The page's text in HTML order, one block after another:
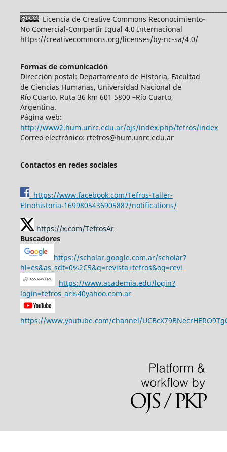
Licencia de Creative Commons Reconocimiento-
No Comercial-Compartir Igual 4.0 Internacional
https://creativecommons.org/licenses/by-nc-sa/4.0/
Formas de comunicación
Dirección postal: Departamento de Historia, Facultad
de Ciencias Humanas, Universidad Nacional de
Río Cuarto. Ruta 36 km 601 5800 –Río Cuarto,
Argentina.
Página web:
http://www2.hum.unrc.edu.ar/ojs/index.php/tefros/index
Correo electrónico: rtefros@hum.unrc.edu.ar
Contactos en redes sociales
https://www.facebook.com/Tefros-Taller-
Etnohistoria-1699805436905887/notifications/
https://x.com/TefrosAr
Buscadores
https://scholar.google.com.ar/scholar?
hl=es&as_sdt=0%2C5&q=revista+tefros&oq=revi
https://www.academia.edu/login?
login=tefros_ar%40yahoo.com.ar
https://www.youtube.com/channel/